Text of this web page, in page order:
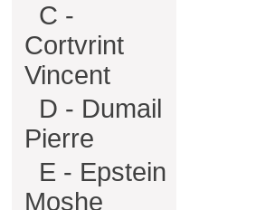
C -
Cortvrint
Vincent
D - Dumail
Pierre
E - Epstein
Moshe